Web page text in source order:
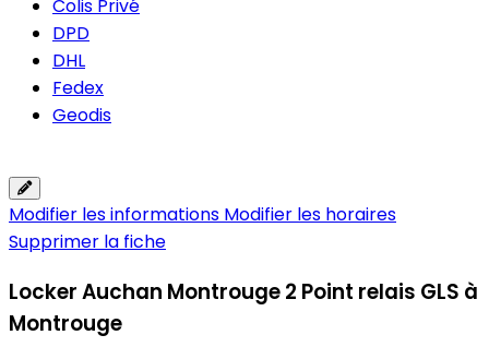
Colis Privé
DPD
DHL
Fedex
Geodis
Modifier les informations Modifier les horaires
Supprimer la fiche
Locker Auchan Montrouge 2 Point relais GLS à
Montrouge